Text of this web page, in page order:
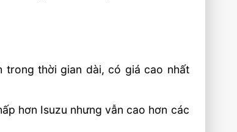
trong thời gian dài, có giá cao nhất
hơn Isuzu nhưng vẫn cao hơn các